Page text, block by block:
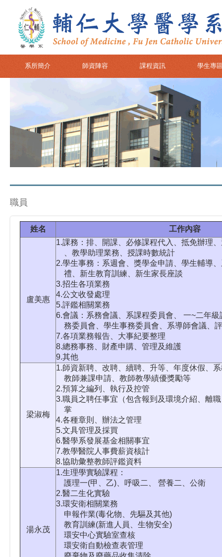
系所簡介 師資陣容 課程資訊 學生專
職員
姓名 工作內容
盧美惠
1.課務：排、開課、必修課程代入、抵免辦理
、教學助理業務、授課時數統計
2.學生事務：系週會、獎學金申請、學生輔導
禮、新生教育訓練、新生家長座談
3.招生各項業務
4.公文收發處理
5.評鑑相關業務
6.會議：系務會議、系課程委員會、 一~二年
務委員會、學生事務委員會、系導師會議、
7.各項業務報告、大事紀要整理
8.總務事務、財產申購、管理及維護
9.其他
梁淑梅
1.師資新聘、改聘、續聘、升等、年度休假、
教師兼課申請、教師教學績優獎勵等
2.預算之編列、執行及控管
3.職員之聘任事宜（包含報到及環境介紹、離
掌
4.各種章則、辦法之管理
5.文具管理及採買
6.醫學系發展基金相關事宜
7.教學醫院人事費薪資核計
8.協助彙整教師評鑑資料
湯永茂
1.生理學實驗課程：
護理一(甲、乙)、呼吸二、 營養二、公衛
2.醫二生化實驗
3.環安衛相關業務
申報作業(毒化物、先驅及其他)
教育訓練(新進人員、生物安全)
環安中心實驗室查核
環安衛自動檢查表管理